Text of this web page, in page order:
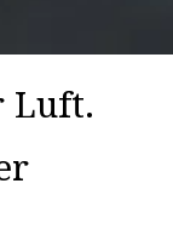
Luft.